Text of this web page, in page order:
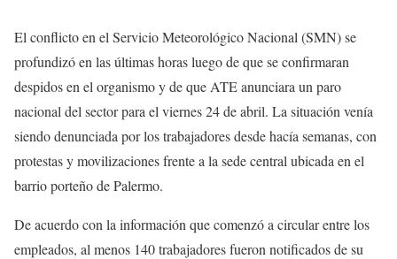
El conflicto en el Servicio Meteorológico Nacional (SMN) se
profundizó en las últimas horas luego de que se confirmaran
despidos en el organismo y de que ATE anunciara un paro
nacional del sector para el viernes 24 de abril. La situación venía
siendo denunciada por los trabajadores desde hacía semanas, con
protestas y movilizaciones frente a la sede central ubicada en el
barrio porteño de Palermo.
De acuerdo con la información que comenzó a circular entre los
empleados, al menos 140 trabajadores fueron notificados de su